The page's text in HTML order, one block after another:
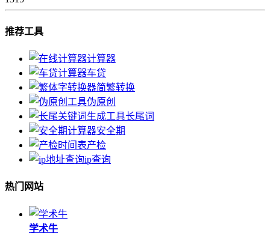
推荐工具
计算器
车贷
简繁转换
伪原创
长尾词
安全期
产检
ip查询
热门网站
学术牛